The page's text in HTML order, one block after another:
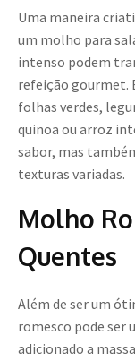
Uma maneira
um molho para
intenso podem
refeição gourmet.
folhas verdes,
quinoa ou arroz
sabor, mas
texturas variadas.
Molho
Quentes
Além de ser um
romesco pode ser
adicionado a